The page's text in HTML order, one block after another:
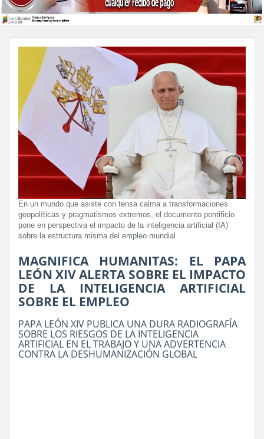
En un mundo que asiste con tensa calma a transformaciones
geopolíticas y pragmatismos extremos, el documento pontificio
pone en perspectiva el impacto de la inteligencia artificial (IA)
sobre la estructura misma del empleo mundial
MAGNIFICA HUMANITAS: EL PAPA
LEÓN XIV ALERTA SOBRE EL IMPACTO
DE LA INTELIGENCIA ARTIFICIAL
SOBRE EL EMPLEO
PAPA LEÓN XIV PUBLICA UNA DURA RADIOGRAFÍA
SOBRE LOS RIESGOS DE LA INTELIGENCIA
ARTIFICIAL EN EL TRABAJO Y UNA ADVERTENCIA
CONTRA LA DESHUMANIZACIÓN GLOBAL